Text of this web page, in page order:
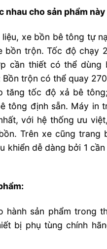
nhau cho sản phẩm
xe bồn bê tông tự
bồn trộn. Tốc độ chạy
cần thiết có thể dùng
Bồn trộn có thể quay
tăng tốc độ xả bê
tông định sẵn. Máy in
với hệ thống ưu
Trên xe cũng
khiển dễ dàng bởi 1
hành sản phẩm trong
bị phụ tùng chính